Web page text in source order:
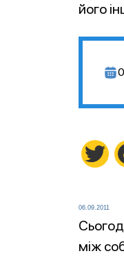
його
06.09.2011
між